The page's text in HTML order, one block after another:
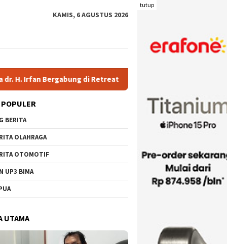
tutup
KAMIS, 6 AGUSTUS 2026
di Retreat Magelang Rutan Kelas IIB Raba Bima
BERITA
OLAHRAGA
OTOMOTIF
UP3 BIMA
UTAMA